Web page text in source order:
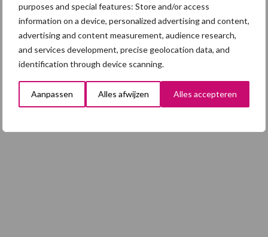
purposes and special features: Store and/or access
information on a device, personalized advertising and content,
advertising and content measurement, audience research,
and services development, precise geolocation data, and
identification through device scanning.
Aanpassen Alles afwijzen Alles accepteren
4 aug
AVP in Finland onderstreept dat
alertheid belangrijk is, zeker nu
Toon meer